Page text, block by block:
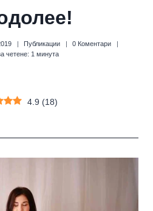
Публикации
0 Коментари
четене: 1 минута
4.9 (18)